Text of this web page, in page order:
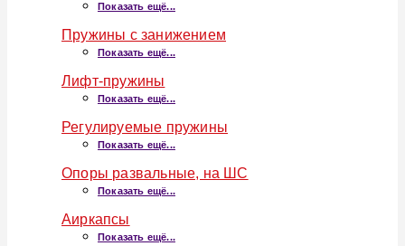
Показать ещё...
Пружины с занижением
Показать ещё...
Лифт-пружины
Показать ещё...
Регулируемые пружины
Показать ещё...
Опоры развальные, на ШС
Показать ещё...
Аиркапсы
Показать ещё...